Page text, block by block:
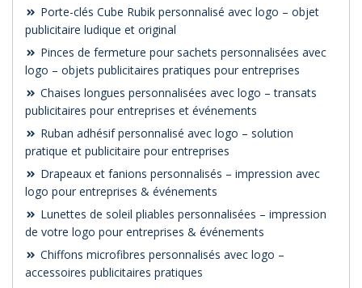
Porte-clés Cube Rubik personnalisé avec logo – objet
publicitaire ludique et original
Pinces de fermeture pour sachets personnalisées avec
logo – objets publicitaires pratiques pour entreprises
Chaises longues personnalisées avec logo – transats
publicitaires pour entreprises et événements
Ruban adhésif personnalisé avec logo – solution
pratique et publicitaire pour entreprises
Drapeaux et fanions personnalisés – impression avec
logo pour entreprises & événements
Lunettes de soleil pliables personnalisées – impression
de votre logo pour entreprises & événements
Chiffons microfibres personnalisés avec logo –
accessoires publicitaires pratiques